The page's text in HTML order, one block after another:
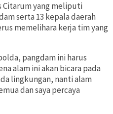
Citarum yang meliputi
serta 13 kepala daerah
memelihara kerja tim yang
pangdam ini harus
alam ini akan bicara pada
lingkungan, nanti alam
dan saya percaya